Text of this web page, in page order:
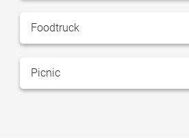
Foodtruck
Picnic